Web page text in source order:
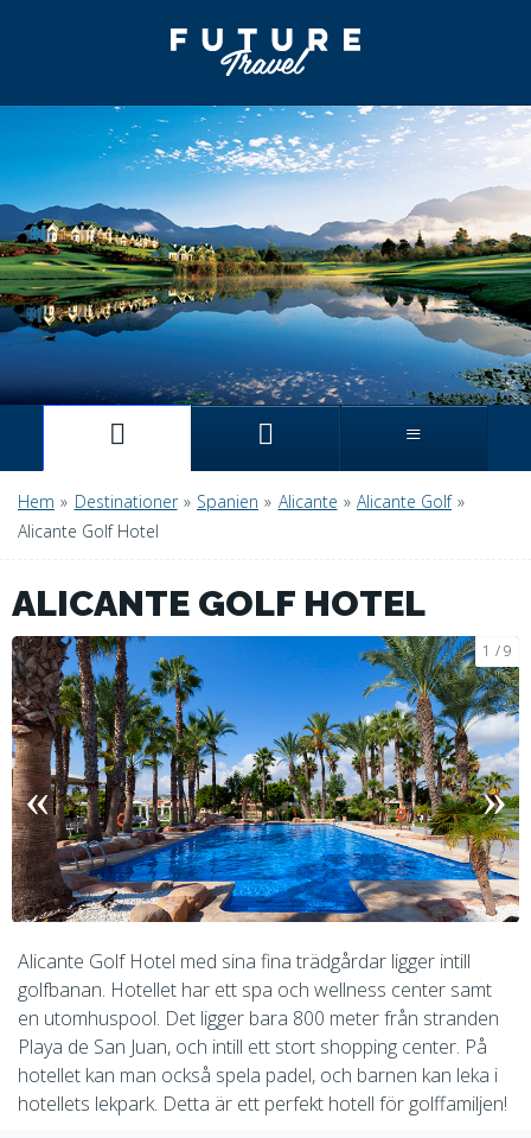
Hem » Destinationer » Spanien » Alicante » Alicante Golf »
Alicante Golf Hotel
ALICANTE GOLF HOTEL
1 9
Alicante Golf Hotel med sina fina trädgårdar ligger intill
golfbanan. Hotellet har ett spa och wellness center samt
en utomhuspool. Det ligger bara 800 meter från stranden
Playa de San Juan, och intill ett stort shopping center. På
hotellet kan man också spela padel, och barnen kan leka i
hotellets lekpark. Detta är ett perfekt hotell för golffamiljen!